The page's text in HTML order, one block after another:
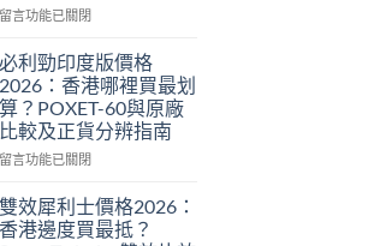
在
而
鋼
香
港
價
格
全
攻
略：
留言功能已關閉
必利勁印度版價格
2026：香港哪裡買最划
算？POXET-60與原廠
比較及正貨分辨指南
在
利
勁
印
留言功能已關閉
雙效犀利士價格2026：
香港邊度買最抵？